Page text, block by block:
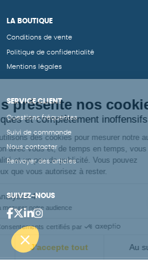
LA BOUTIQUE
Conditions de vente
Politique de confidentialité
Mentions légales
SERVICE CLIENT
Questions fréquentes
Suivi de commande
Nous contacter
Renvoyer des articles
SUIVEZ-NOUS